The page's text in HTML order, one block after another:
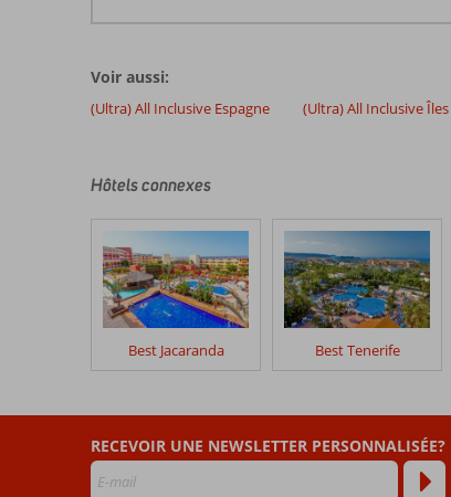
écrits
nos
leur
dans
Fly
&
Go
Landmar
Playa
Les
avis
Voir aussi:
(Ultra) All Inclusive Espagne (Ultra) All Inclusive
Hôtels connexes
Best Jacaranda Best Tenerife
RECEVOIR UNE NEWSLETTER PERSONNALISÉE?